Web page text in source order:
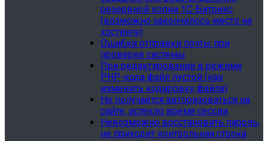
резервной копии 1С-Битрикс
(возможно закончилось место на
хостинге)
Ошибки отправки почты при
проверке системы
При редактировании в режиме
PHP-кода файл пустой (как
изменить кодировку файла)
Не получается авторизоваться на
сайте, истекло время сессии
Невозможно восстановить пароль,
не приходит контрольная строка